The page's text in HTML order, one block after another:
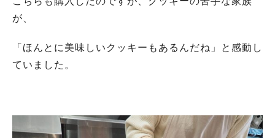
が、
「ほんとに美味しいクッキーもあるんだね」と感動し
ていました。